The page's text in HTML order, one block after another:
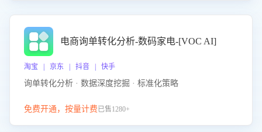
电商询单转化分析-数码家电-[VOC AI]
淘宝 | 京东 | 抖音 | 快手
询单转化分析 · 数据深度挖掘 · 标准化策略
免费开通，按量计费已售1280+